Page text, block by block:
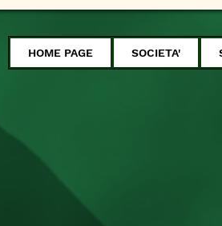
HOME PAGE SOCIETA'